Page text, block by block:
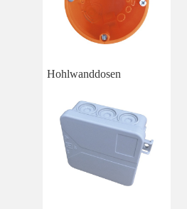
Hohlwanddosen